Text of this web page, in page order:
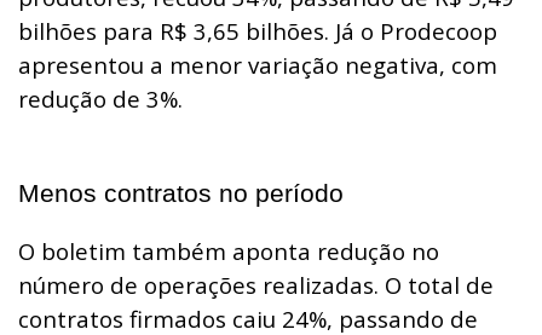
bilhões para R$ 3,65 bilhões. Já o Prodecoop
apresentou a menor variação negativa, com
redução de 3%.
Menos contratos no período
O boletim também aponta redução no
número de operações realizadas. O total de
contratos firmados caiu 24%, passando de